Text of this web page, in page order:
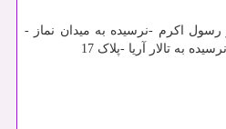
رسول اکرم -نرسیده به میدان نماز -
به تالار آریا -پلاک 17